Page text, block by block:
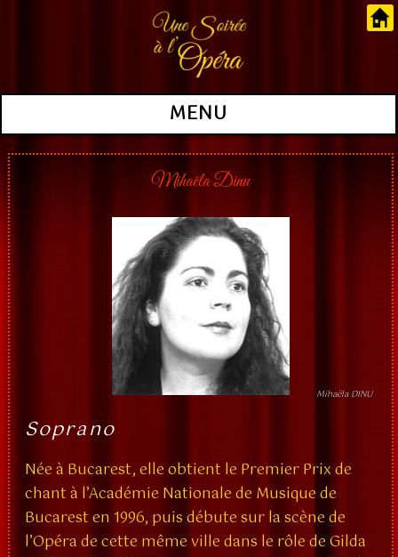
MENU
Mihaëla Dinu
Mihaëla DINU
Soprano
Née à Bucarest, elle obtient le Premier Prix de
chant à l’Académie Nationale de Musique de
Bucarest en 1996, puis débute sur la scène de
l’Opéra de cette même ville dans le rôle de Gilda